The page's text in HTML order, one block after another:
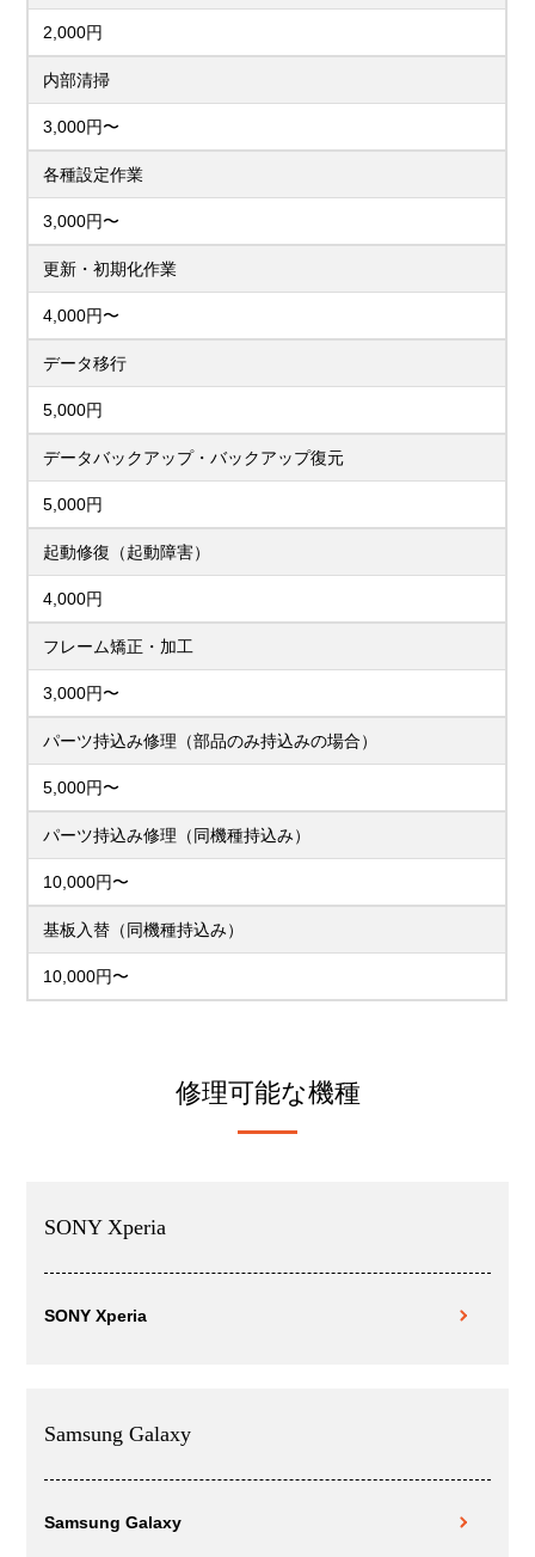
2,000円
内部清掃
3,000円〜
各種設定作業
3,000円〜
更新・初期化作業
4,000円〜
データ移行
5,000円
データバックアップ・バックアップ復元
5,000円
起動修復（起動障害）
4,000円
フレーム矯正・加工
3,000円〜
パーツ持込み修理（部品のみ持込みの場合）
5,000円〜
パーツ持込み修理（同機種持込み）
10,000円〜
基板入替（同機種持込み）
10,000円〜
修理可能な機種
SONY Xperia
SONY Xperia
Samsung Galaxy
Samsung Galaxy